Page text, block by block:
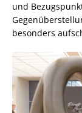
und
besonders